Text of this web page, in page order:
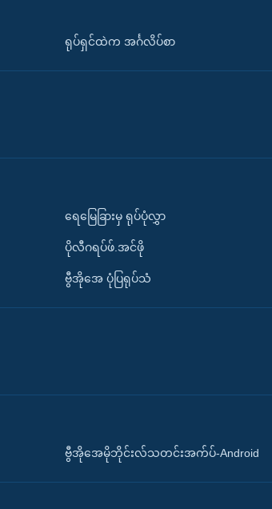
ရုပ်ရှင်ထဲက အင်္ဂလိပ်စာ
ရေမြေခြားမှ ရုပ်ပုံလွှာ
ပိုလီဂရပ်ဖ်.အင်ဖို
ဗွီအိုအေ ပုံပြရုပ်သံ
ဗွီအိုအေမိုဘိုင်းလ်သတင်းအက်ပ်-Android